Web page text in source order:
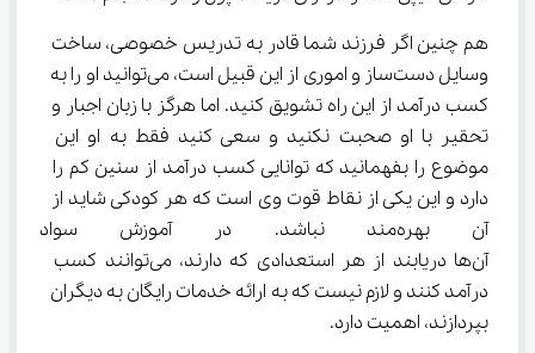
هم چنین اگر فرزند شما قادر به تدریس خصوصی، ساخت
وسایل دست‌ساز و اموری از این قبیل است، می‌توانید او را به
کسب درآمد از این راه تشویق کنید. اما هرگز با زبان اجبار و
تحقیر با او صحبت نکنید و سعی کنید فقط به او این
موضوع را بفهمانید که توانایی کسب درآمد از سنین کم را
دارد و این یکی از نقاط قوت وی است که هر کودکی شاید از
آن بهره‌مند نباشد. در آموزش
آن‌ها دریابند از هر استعدادی که دارند، می‌توانند کسب
درآمد کنند و لازم نیست که به ارائه خدمات رایگان به دیگران
بپردازند، اهمیت دارد.